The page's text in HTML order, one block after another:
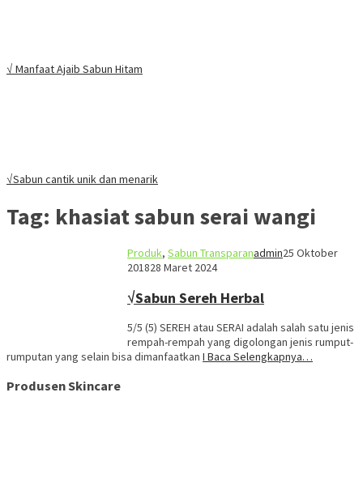
√ Manfaat Ajaib Sabun Hitam
√Sabun cantik unik dan menarik
Tag: khasiat sabun serai wangi
Produk, Sabun Transparanadmin25 Oktober
201828 Maret 2024
√Sabun Sereh Herbal
5/5 (5) SEREH atau SERAI adalah salah satu jenis
rempah-rempah yang digolongan jenis rumput-
rumputan yang selain bisa dimanfaatkan I Baca Selengkapnya…
Produsen Skincare